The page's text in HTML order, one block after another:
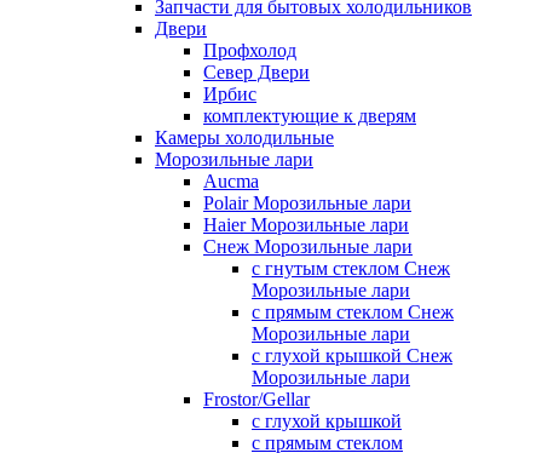
Запчасти для бытовых холодильников
Двери
Профхолод
Север Двери
Ирбис
комплектующие к дверям
Камеры холодильные
Морозильные лари
Aucma
Polair Морозильные лари
Haier Морозильные лари
Снеж Морозильные лари
с гнутым стеклом Снеж
Морозильные лари
с прямым стеклом Снеж
Морозильные лари
с глухой крышкой Снеж
Морозильные лари
Frostor/Gellar
с глухой крышкой
с прямым стеклом